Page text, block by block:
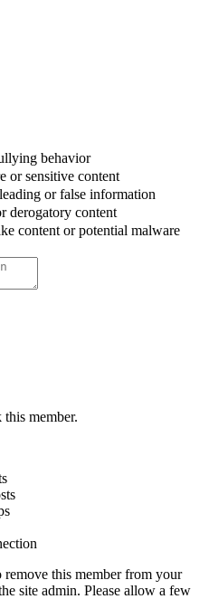
behavior
or sensitive content
or false information
derogatory content
content or potential malware
member.
this member from your
site admin. Please allow a few